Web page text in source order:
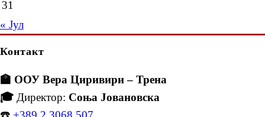
31
« Јул
Контакт
🏫 ООУ Вера Циривири – Трена
🎓 Директор: Соња Јовановска